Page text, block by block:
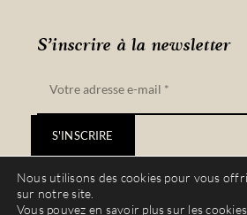
S’inscrire à la newsletter
S'INSCRIRE
Nous utilisons des cookies pour vous
sur notre site.
Vous pouvez en savoir plus sur les